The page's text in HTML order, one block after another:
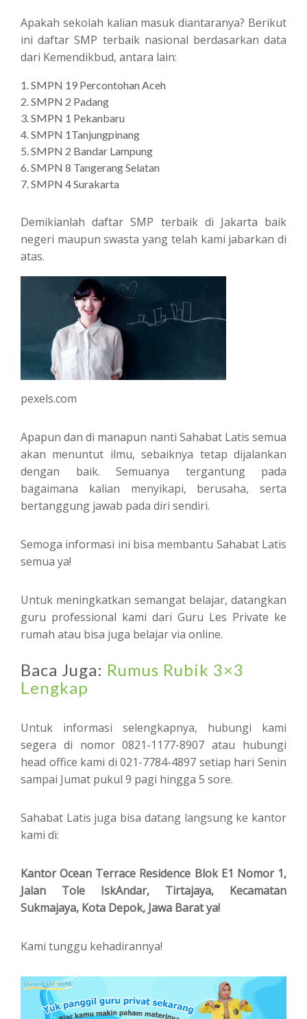
Apakah sekolah kalian masuk diantaranya? Berikut
ini daftar SMP terbaik nasional berdasarkan data
dari Kemendikbud, antara lain:
SMPN 19 Percontohan Aceh
SMPN 2 Padang
SMPN 1 Pekanbaru
SMPN 1Tanjungpinang
SMPN 2 Bandar Lampung
SMPN 8 Tangerang Selatan
SMPN 4 Surakarta
Demikianlah daftar SMP terbaik di Jakarta baik
negeri maupun swasta yang telah kami jabarkan di
atas.
pexels.com
Apapun dan di manapun nanti Sahabat Latis semua
akan menuntut ilmu, sebaiknya tetap dijalankan
dengan baik. Semuanya tergantung pada
bagaimana kalian menyikapi, berusaha, serta
bertanggung jawab pada diri sendiri.
Semoga informasi ini bisa membantu Sahabat Latis
semua ya!
Untuk meningkatkan semangat belajar, datangkan
guru professional kami dari Guru Les Private ke
rumah atau bisa juga belajar via online.
Baca Juga: Rumus Rubik 3×3
Lengkap
Untuk informasi selengkapnya, hubungi kami
segera di nomor 0821-1177-8907 atau hubungi
head office kami di 021-7784-4897 setiap hari Senin
sampai Jumat pukul 9 pagi hingga 5 sore.
Sahabat Latis juga bisa datang langsung ke kantor
kami di:
Kantor Ocean Terrace Residence Blok E1 Nomor 1,
Jalan Tole IskAndar, Tirtajaya, Kecamatan
Sukmajaya, Kota Depok, Jawa Barat ya!
Kami tunggu kehadirannya!